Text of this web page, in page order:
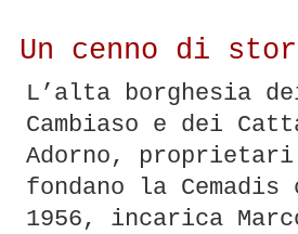
Un cenno di
L’alta borghesia
Cambiaso e dei
Adorno,
fondano la
1956, incarica